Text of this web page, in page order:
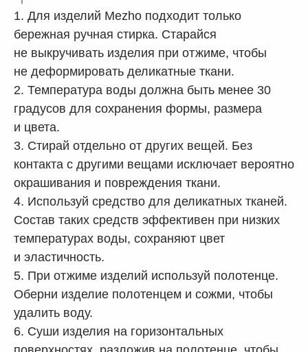
1. Для изделий Mezho подходит только
бережная ручная стирка. Старайся
не выкручивать изделия при отжиме, чтобы
не деформировать деликатные ткани.
2. Температура воды должна быть менее 30
градусов для сохранения формы, размера
и цвета.
3. Стирай отдельно от других вещей. Без
контакта с другими вещами исключает вероятно
окрашивания и повреждения ткани.
4. Используй средство для деликатных тканей.
Состав таких средств эффективен при низких
температурах воды, сохраняют цвет
и эластичность.
5. При отжиме изделий используй полотенце.
Оберни изделие полотенцем и сожми, чтобы
удалить воду.
6. Суши изделия на горизонтальных